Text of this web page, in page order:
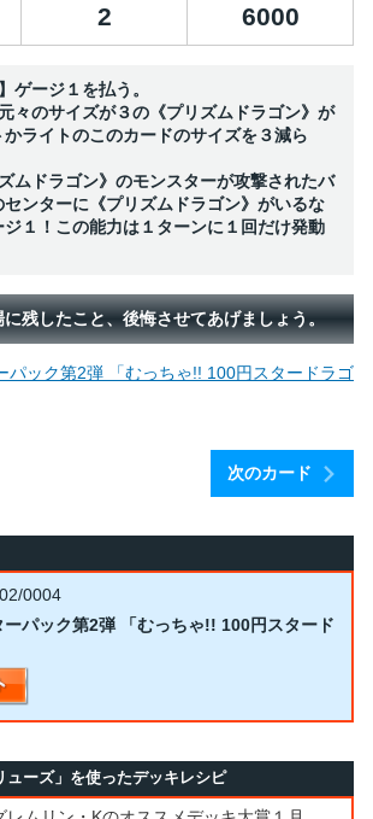
2 6000
ゲージ１を払う。
々のサイズが３の《プリズムドラゴン》が
ライトのこのカードのサイズを３減ら
ムドラゴン》のモンスターが攻撃されたバ
センターに《プリズムドラゴン》がいるな
ジ１！この能力は１ターンに１回だけ発動
残したこと、後悔させてあげましょう。
パック第2弾 「むっちゃ!! 100円スタードラゴ
次のカード
0004
パック第2弾 「むっちゃ!! 100円スタード
ューズ」を使ったデッキレシピ